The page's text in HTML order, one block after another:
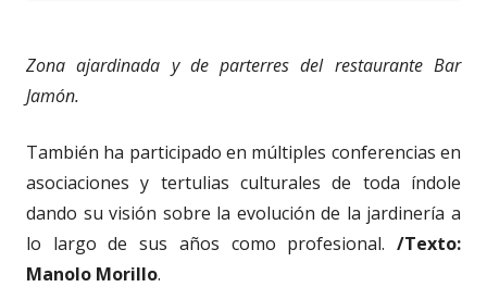
Zona ajardinada y de parterres del restaurante Bar
Jamón.
También ha participado en múltiples conferencias en
asociaciones y tertulias culturales de toda índole
dando su visión sobre la evolución de la jardinería a
lo largo de sus años como profesional. /Texto:
Manolo Morillo.